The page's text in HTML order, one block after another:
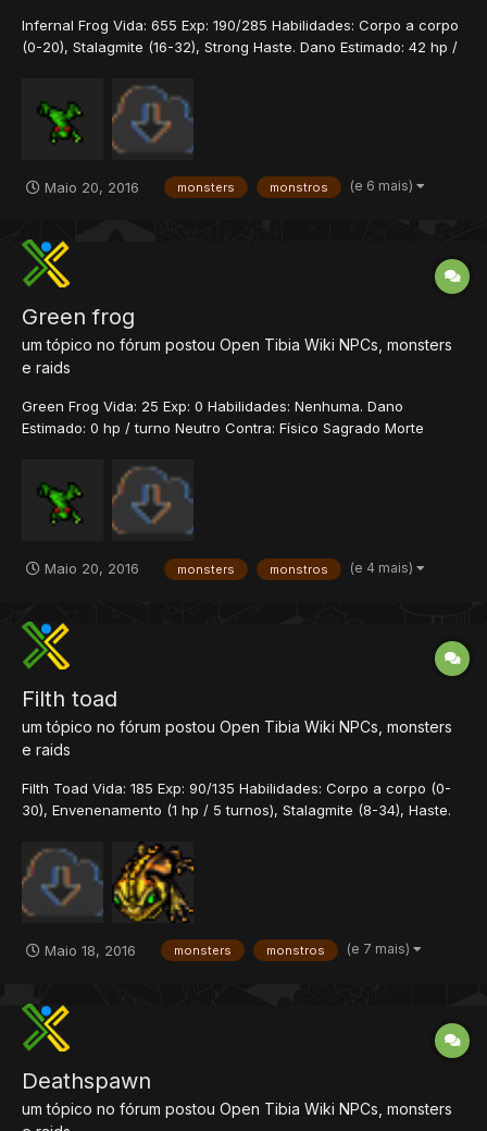
Infernal Frog Vida: 655 Exp: 190/285 Habilidades: Corpo a corpo
(0-20), Stalagmite (16-32), Strong Haste. Dano Estimado: 42 hp /
Sagrado Morte Fogo Energia Gelo Passa por: Veneno Download
Data/Monster/Frogs/ <?xml...
Maio 20, 2016 monsters monstros (e 6 mais)
Green frog
um tópico no fórum postou Open Tibia Wiki NPCs, monsters
e raids
Green Frog Vida: 25 Exp: 0 Habilidades: Nenhuma. Dano
Estimado: 0 hp / turno Neutro Contra: Físico Sagrado Morte
diferentes formas, cores e tamanhos. O mais comum, é o verde,
que pode ser achado em quase cada lago ou qu...
Maio 20, 2016 monsters monstros (e 4 mais)
Filth toad
um tópico no fórum postou Open Tibia Wiki NPCs, monsters
e raids
Filth Toad Vida: 185 Exp: 90/135 Habilidades: Corpo a corpo (0-
30), Envenenamento (1 hp / 5 turnos), Stalagmite (8-34), Haste.
Morte Energia Terra Ice Fogo Download Data/Monster/Frogs/ <?
xml version="1.0" encoding="UTF-...
Maio 18, 2016 monsters monstros (e 7 mais)
Deathspawn
um tópico no fórum postou Open Tibia Wiki NPCs, monsters